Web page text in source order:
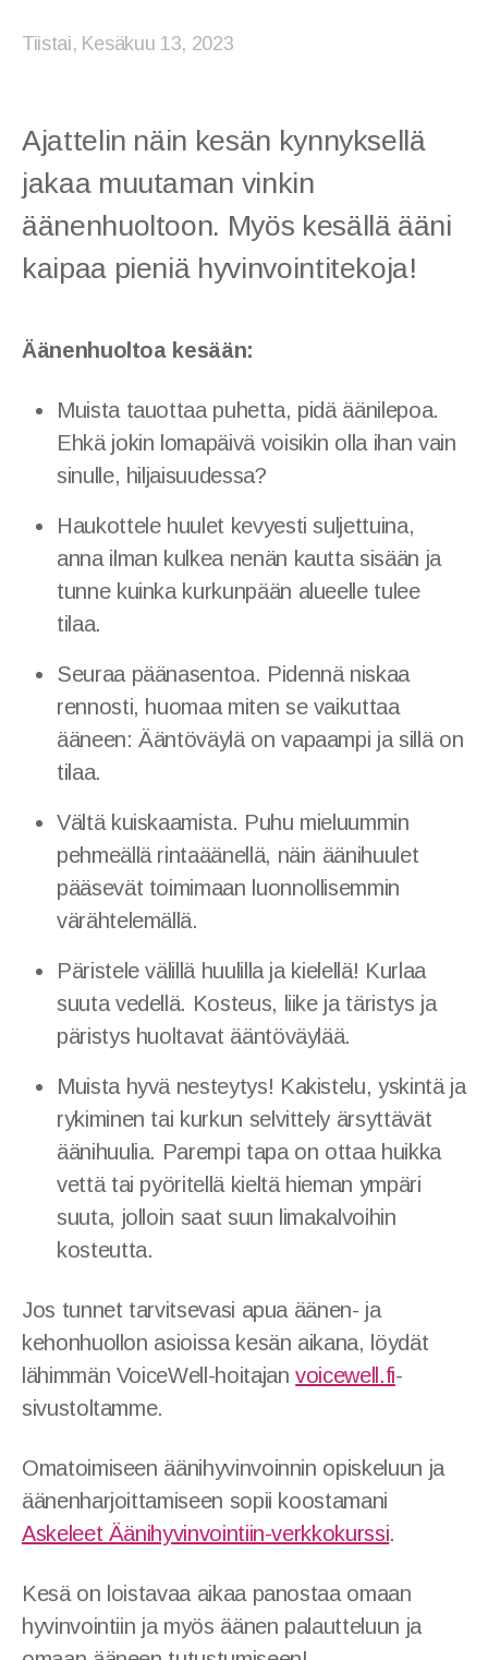
Tiistai, Kesäkuu 13, 2023
Ajattelin näin kesän kynnyksellä
jakaa muutaman vinkin
äänenhuoltoon. Myös kesällä ääni
kaipaa pieniä hyvinvointitekoja!
Äänenhuoltoa kesään:
Muista tauottaa puhetta, pidä äänilepoa.
Ehkä jokin lomapäivä voisikin olla ihan vain
sinulle, hiljaisuudessa?
Haukottele huulet kevyesti suljettuina,
anna ilman kulkea nenän kautta sisään ja
tunne kuinka kurkunpään alueelle tulee
tilaa.
Seuraa päänasentoa. Pidennä niskaa
rennosti, huomaa miten se vaikuttaa
ääneen: Ääntöväylä on vapaampi ja sillä on
tilaa.
Vältä kuiskaamista. Puhu mieluummin
pehmeällä rintaäänellä, näin äänihuulet
pääsevät toimimaan luonnollisemmin
värähtelemällä.
Päristele välillä huulilla ja kielellä! Kurlaa
suuta vedellä. Kosteus, liike ja täristys ja
päristys huoltavat ääntöväylää.
Muista hyvä nesteytys! Kakistelu, yskintä ja
rykiminen tai kurkun selvittely ärsyttävät
äänihuulia. Parempi tapa on ottaa huikka
vettä tai pyöritellä kieltä hieman ympäri
suuta, jolloin saat suun limakalvoihin
kosteutta.
Jos tunnet tarvitsevasi apua äänen- ja
kehonhuollon asioissa kesän aikana, löydät
lähimmän VoiceWell-hoitajanvoicewell.fi-
sivustoltamme.
Omatoimiseen äänihyvinvoinnin opiskeluun ja
äänenharjoittamiseen sopii koostamani
Askeleet Äänihyvinvointiin-verkkokurssi.
Kesä on loistavaa aikaa panostaa omaan
hyvinvointiin ja myös äänen palautteluun ja
Tietosuojaseloste
Ohjeita kotiin